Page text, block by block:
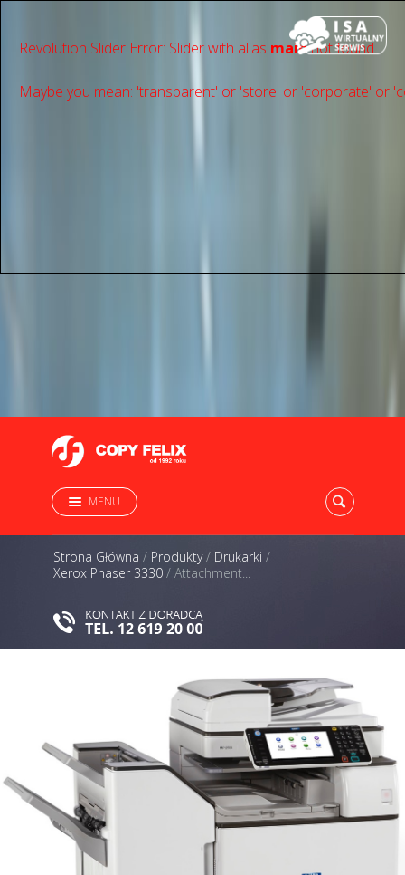
Revolution Slider Error: Slider with alias mainnot found.
Maybe you mean: 'transparent' or 'store' or 'сorporate' or
MENU
Strona Główna / Produkty/ Drukarki /
Xerox Phaser 3330 / Attachment...